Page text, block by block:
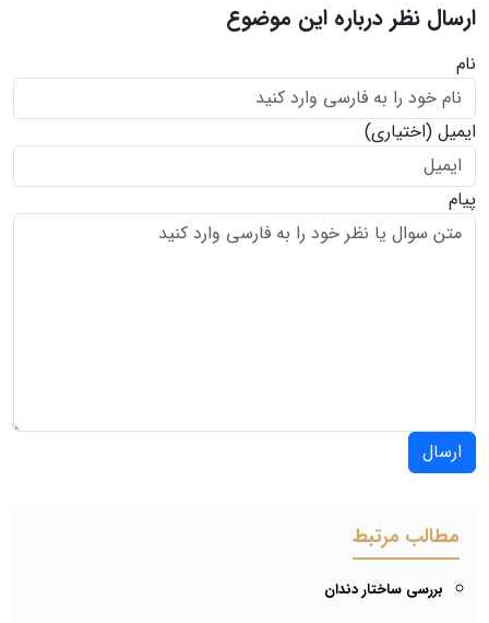
ارسال نظر درباره این موضوع
نام
ایمیل (اختیاری)
پیام
ارسال
مطالب مرتبط
بررسی ساختار دندان